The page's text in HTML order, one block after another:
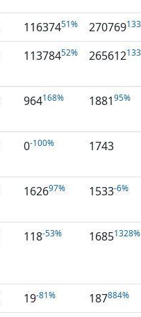
11637451% 270769
11378452% 265612
964168% 188195%
0-100% 1743
162697% 1533-6%
118-53% 16851328%
19-81% 187884%